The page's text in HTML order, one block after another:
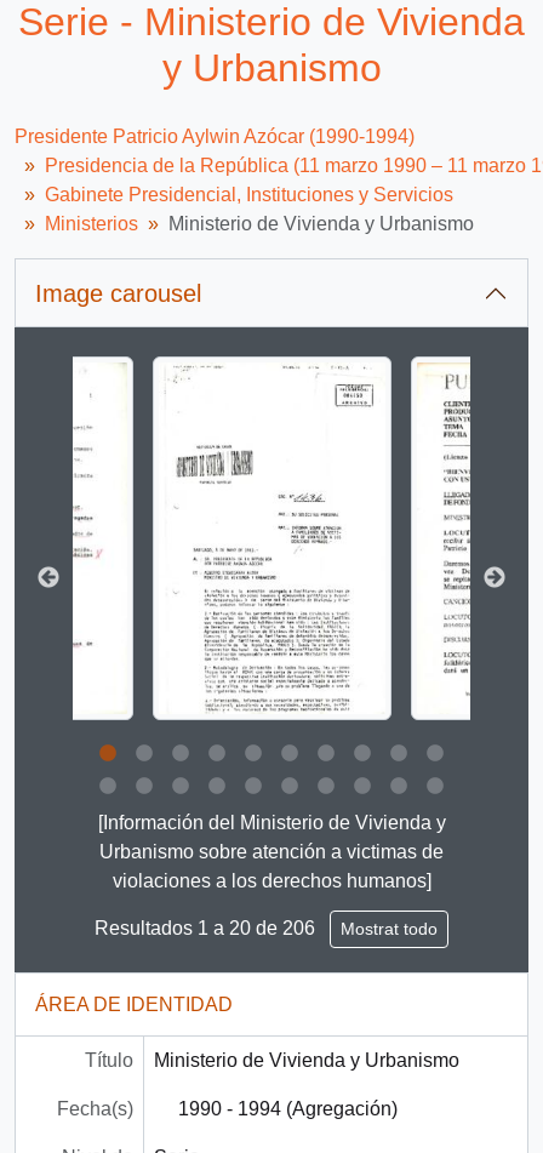
Serie - Ministerio de Vivienda
y Urbanismo
Presidente Patricio Aylwin Azócar (1990-1994)
Presidencia de la República (11 marzo 1990 – 11 marzo
Gabinete Presidencial, Instituciones y Servicios
Ministerios
Ministerio de Vivienda y Urbanismo
Image carousel
Changing the current slide of this carousel will
Clicking this description title link will open the
[Información del Ministerio de Vivienda y
Urbanismo sobre atención a victimas de
violaciones a los derechos humanos]
Resultados 1 a 20 de 206 Mostrat todo
ÁREA DE IDENTIDAD
Título Ministerio de Vivienda y Urbanismo
Fecha(s) 1990 - 1994 (Agregación)